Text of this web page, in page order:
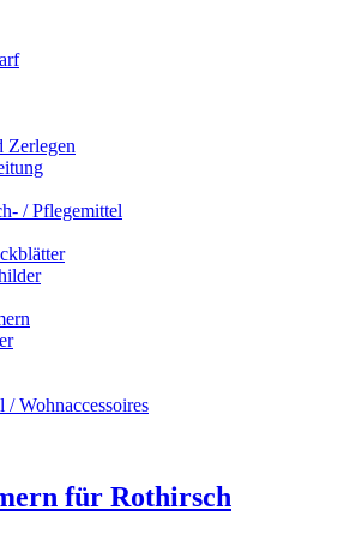
Zerlegen
/ Pflegemittel
/ Wohnaccessoires
für Rothirsch